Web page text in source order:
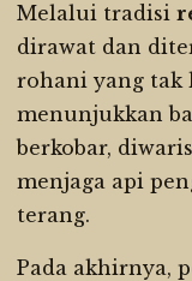
Melalui tradisi
dirawat dan
rohani yang tak
menunjukkan
berkobar,
menjaga api
terang.
Pada akhirnya,